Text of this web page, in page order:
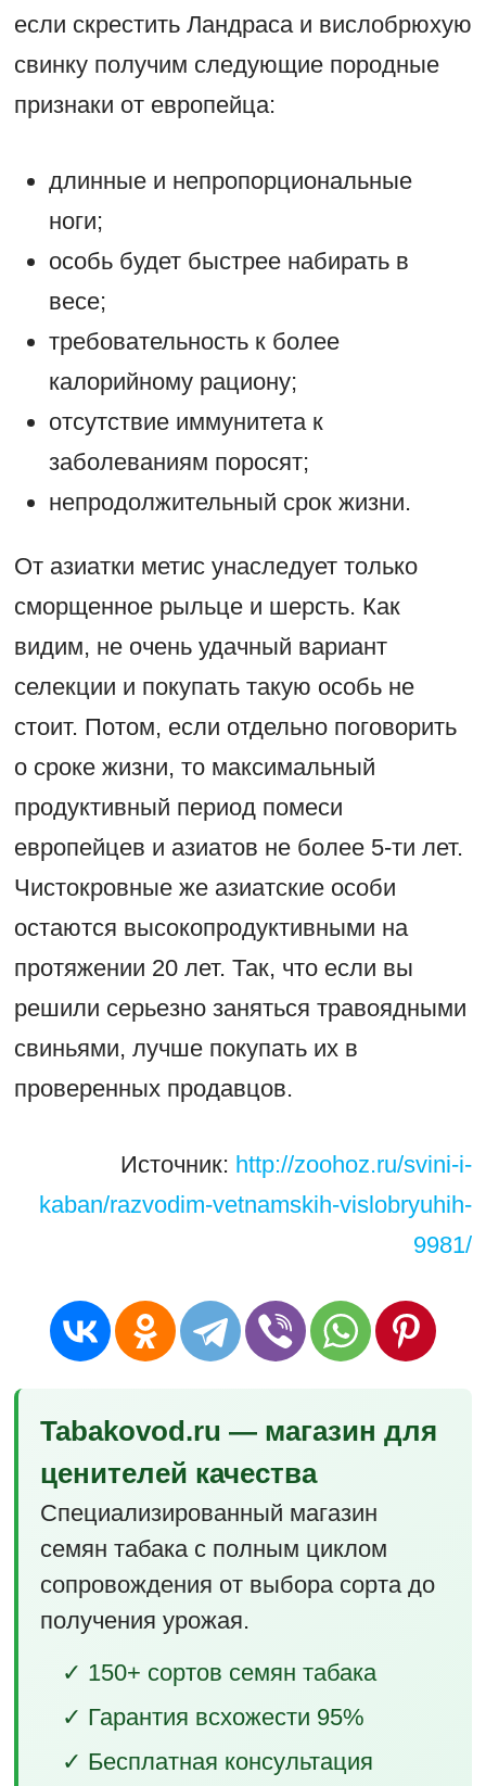
если скрестить Ландраса и вислобрюхую
свинку получим следующие породные
признаки от европейца:
длинные и непропорциональные
ноги;
особь будет быстрее набирать в
весе;
требовательность к более
калорийному рациону;
отсутствие иммунитета к
заболеваниям поросят;
непродолжительный срок жизни.
От азиатки метис унаследует только
сморщенное рыльце и шерсть. Как
видим, не очень удачный вариант
селекции и покупать такую особь не
стоит. Потом, если отдельно поговорить
о сроке жизни, то максимальный
продуктивный период помеси
европейцев и азиатов не более 5-ти лет.
Чистокровные же азиатские особи
остаются высокопродуктивными на
протяжении 20 лет. Так, что если вы
решили серьезно заняться травоядными
свиньями, лучше покупать их в
проверенных продавцов.
Источник: http://zoohoz.ru/svini-i-
kaban/razvodim-vetnamskih-vislobryuhih-
9981/
Tabakovod.ru — магазин для
ценителей качества
Специализированный магазин
семян табака с полным циклом
сопровождения от выбора сорта до
получения урожая.
✓ 150+ сортов семян табака
✓ Гарантия всхожести 95%
✓ Бесплатная консультация